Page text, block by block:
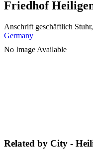
Friedhof
Anschrift geschäftlich
Germany
No Image Available
Related by City -